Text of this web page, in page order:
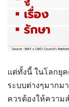
แต่ทั้งนี้ ในโลกยุ
ระบบต่างๆมากม
ควรต้องให้ความ